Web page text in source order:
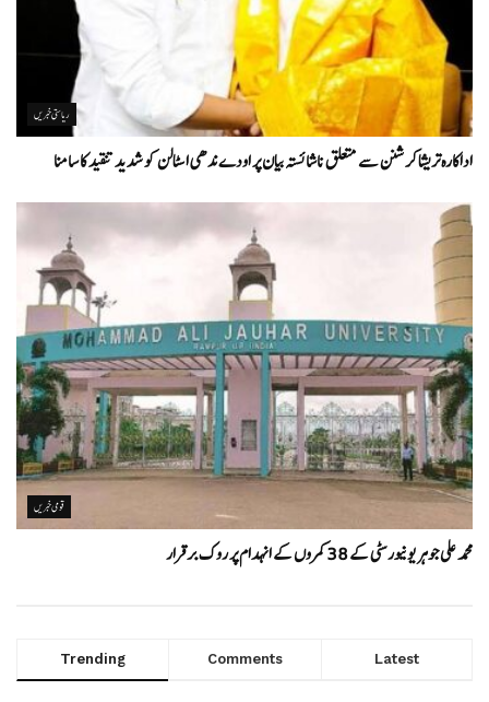
ریاستی خبریں
اداکارہ تریشا کرشنن سے متعلق ناشائستہ بیان پر اودے ندھی اسٹالن کو شدید تنقید کا سامنا
قومی خبریں
محمد علی جوہر یونیورسٹی کے 38 کمروں کے انہدام پر روک برقرار
Trending Comments Latest